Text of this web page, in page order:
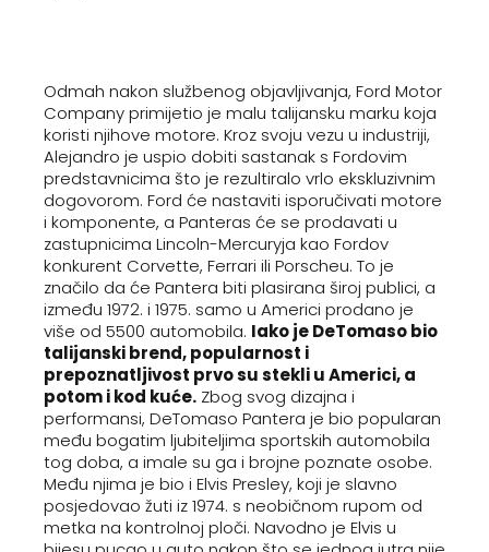
Odmah nakon službenog objavljivanja, Ford Motor
Company primijetio je malu talijansku marku koja
koristi njihove motore. Kroz svoju vezu u industriji,
Alejandro je uspio dobiti sastanak s Fordovim
predstavnicima što je rezultiralo vrlo ekskluzivnim
dogovorom. Ford će nastaviti isporučivati motore
i komponente, a Panteras će se prodavati u
zastupnicima Lincoln-Mercuryja kao Fordov
konkurent Corvette, Ferrari ili Porscheu. To je
značilo da će Pantera biti plasirana široj publici, a
između 1972. i 1975. samo u Americi prodano je
više od 5500 automobila. Iako je DeTomaso bio
talijanski brend, popularnost i
prepoznatljivost prvo su stekli u Americi, a
potom i kod kuće. Zbog svog dizajna i
performansi, DeTomaso Pantera je bio popularan
među bogatim ljubiteljima sportskih automobila
tog doba, a imale su ga i brojne poznate osobe.
Među njima je bio i Elvis Presley, koji je slavno
posjedovao žuti iz 1974. s neobičnom rupom od
metka na kontrolnoj ploči. Navodno je Elvis u